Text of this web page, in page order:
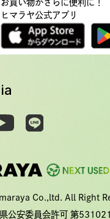
お買い物がさらに便利に！
ヒマラヤ公式アプリ
Co.,ltd. All Right
公安委員会許可 第